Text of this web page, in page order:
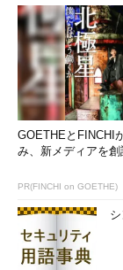
GOETHEとFINCHI
み、新メディアを創
PR(FINCHI on GOETHE)